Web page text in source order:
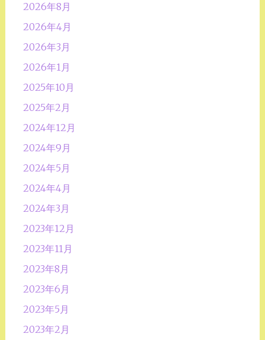
2026年8月
2026年4月
2026年3月
2026年1月
2025年10月
2025年2月
2024年12月
2024年9月
2024年5月
2024年4月
2024年3月
2023年12月
2023年11月
2023年8月
2023年6月
2023年5月
2023年2月